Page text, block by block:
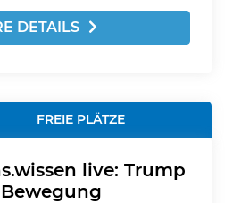
DETAILS
FREIE PLÄTZE
live: Trump